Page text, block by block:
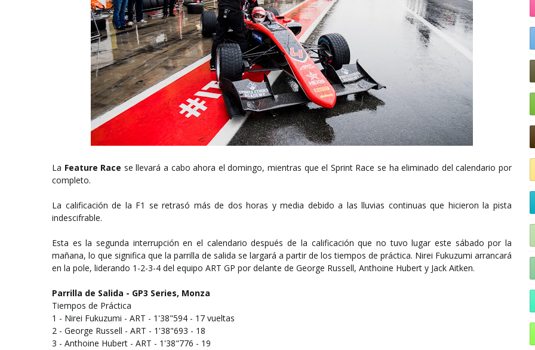
La Feature Race se llevará a cabo ahora el domingo, mientras que el Sprint Race se ha eliminado del calendario por
completo.
La calificación de la F1 se retrasó más de dos horas y media debido a las lluvias continuas que hicieron la pista
indescifrable.
Esta es la segunda interrupción en el calendario después de la calificación que no tuvo lugar este sábado por la
mañana, lo que significa que la parrilla de salida se largará a partir de los tiempos de práctica. Nirei Fukuzumi arrancará
en la pole, liderando 1-2-3-4 del equipo ART GP por delante de George Russell, Anthoine Hubert y Jack Aitken.
Parrilla de Salida - GP3 Series, Monza
Tiempos de Práctica
1 - Nirei Fukuzumi - ART - 1'38"594 - 17 vueltas
2 - George Russell - ART - 1'38"693 - 18
3 - Anthoine Hubert - ART - 1'38"776 - 19